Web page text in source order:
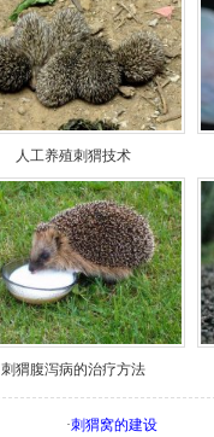
人工养殖刺猬技术
刺猬腹泻病的治疗方法
·刺猬窝的建设